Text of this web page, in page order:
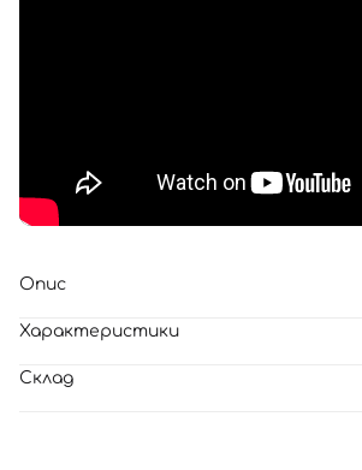
Опис
Характеристики
Склад